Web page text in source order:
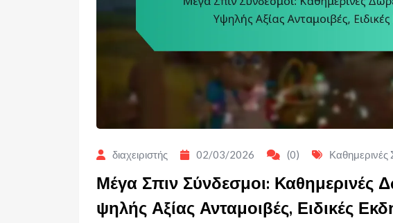
διαχειριστής 02/03/2026 (0)
Μέγα Σπιν Σύνδεσμοι: Καθημερινές
ψηλής Αξίας Ανταμοιβές, Ειδικές